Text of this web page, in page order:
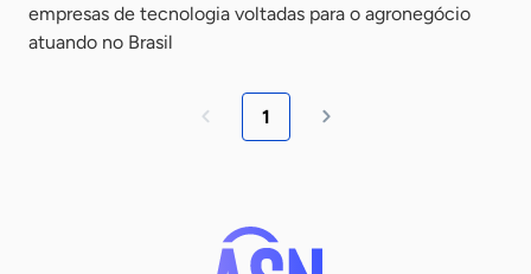
empresas de tecnologia voltadas para o agronegócio
atuando no Brasil
1